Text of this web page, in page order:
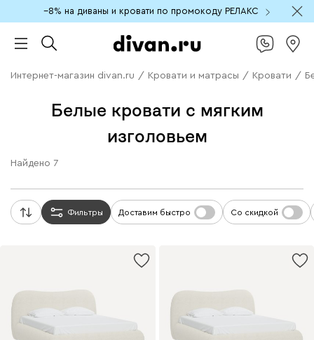
−8% на диваны и кровати по промокоду РЕЛАКС
Интернет-магазин divan.ru / Кровати и матрасы / Кровати /
Белые кровати с мягким
изголовьем
Найдено 7
Фильтры Доставим быстро Со скидкой